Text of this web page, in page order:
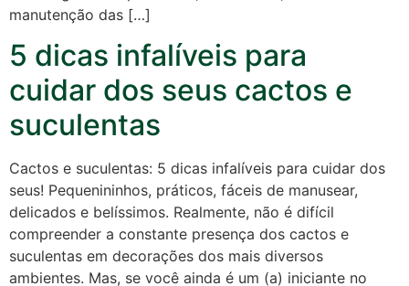
manutenção das […]
5 dicas infalíveis para
cuidar dos seus cactos e
suculentas
Cactos e suculentas: 5 dicas infalíveis para cuidar dos
seus! Pequenininhos, práticos, fáceis de manusear,
delicados e belíssimos. Realmente, não é difícil
compreender a constante presença dos cactos e
suculentas em decorações dos mais diversos
ambientes. Mas, se você ainda é um (a) iniciante no